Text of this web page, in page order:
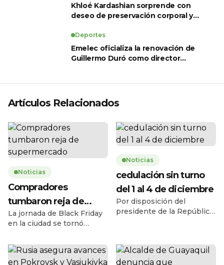
Khloé Kardashian sorprende con
deseo de preservación corporal y
Deportes
Emelec oficializa la renovación de
Guillermo Duró como director
Artículos Relacionados
Noticias
Compradores
tumbaron reja de
supermercado
La jornada de Black Friday
en la ciudad se tornó
jueves 27 de noviembre,
cuando una multitud de
Noticias
cedulación sin turno
del 1 al 4 de diciembre
Por disposición del
presidente de la República,
cedulación sin turno entre
el lunes 1 y el jueves 4 de